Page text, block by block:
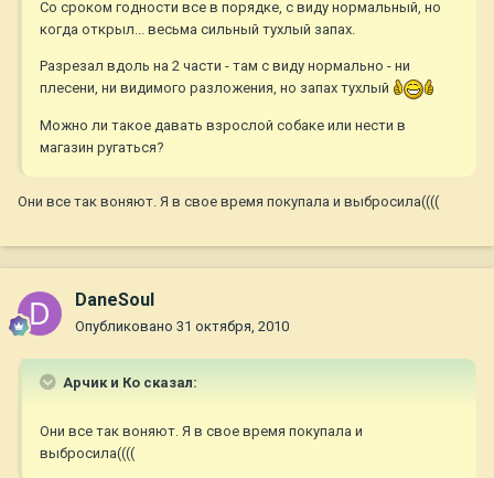
Со сроком годности все в порядке, с виду нормальный, но
когда открыл... весьма сильный тухлый запах.
Разрезал вдоль на 2 части - там с виду нормально - ни
плесени, ни видимого разложения, но запах тухлый
Можно ли такое давать взрослой собаке или нести в
магазин ругаться?
Они все так воняют. Я в свое время покупала и выбросила((((
DaneSoul
Опубликовано 31 октября, 2010
Арчик и Ко сказал:
Они все так воняют. Я в свое время покупала и
выбросила((((